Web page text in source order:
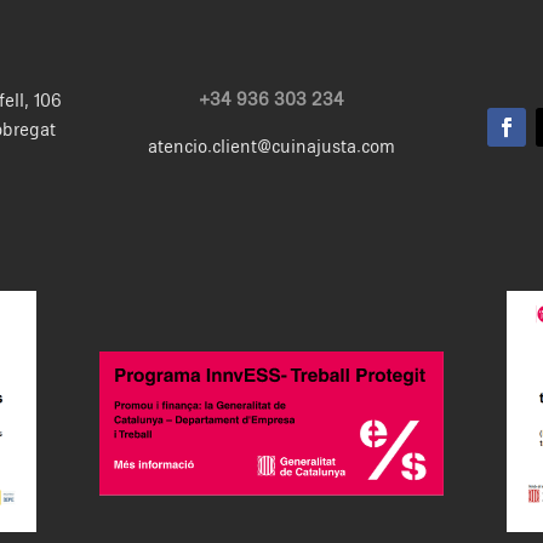
106
+34 936 303 234
atencio.client@cuinajusta.com